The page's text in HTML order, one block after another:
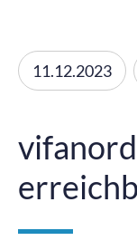
11.12.2023